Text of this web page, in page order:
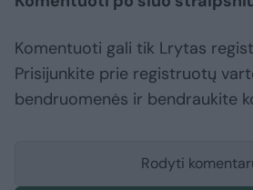
Komentuoti gali tik Lrytas
Prisijunkite prie registruotų
bendruomenės ir bendraukite
Rodyti